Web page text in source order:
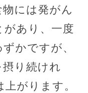
には発がん
あり、一度
かですが、
り続けれ
がります。